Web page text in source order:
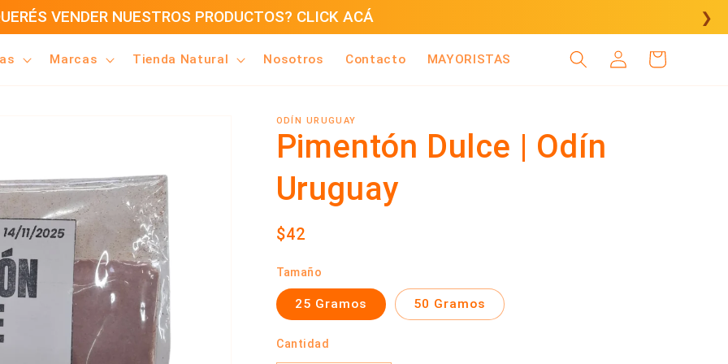
VENDER NUESTROS PRODUCTOS? CLICK ACÁ ❯
Marcas Tienda Natural Nosotros Contacto MAYORISTAS
Iniciar
sesión
Carrito
ODÍN URUGUAY
Pimentón Dulce | Odín
Uruguay
Precio
$42
Tamaño
25 Gramos 50 Gramos
Cantidad